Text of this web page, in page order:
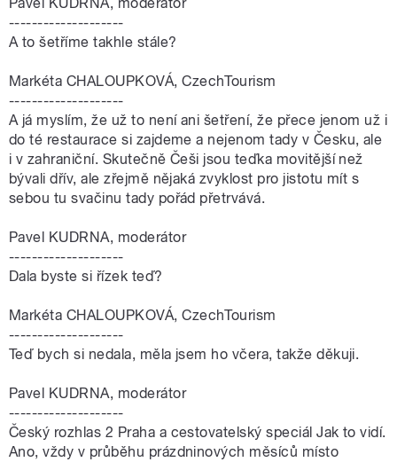
--------------------
A to šetříme takhle stále?
Markéta CHALOUPKOVÁ, CzechTourism
--------------------
A já myslím, že už to není ani šetření, že přece jenom už i
do té restaurace si zajdeme a nejenom tady v Česku, ale
i v zahraniční. Skutečně Češi jsou teďka movitější než
bývali dřív, ale zřejmě nějaká zvyklost pro jistotu mít s
sebou tu svačinu tady pořád přetrvává.
Pavel KUDRNA, moderátor
--------------------
Dala byste si řízek teď?
Markéta CHALOUPKOVÁ, CzechTourism
--------------------
Teď bych si nedala, měla jsem ho včera, takže děkuji.
Pavel KUDRNA, moderátor
--------------------
Český rozhlas 2 Praha a cestovatelský speciál Jak to vidí.
Ano, vždy v průběhu prázdninových měsíců místo